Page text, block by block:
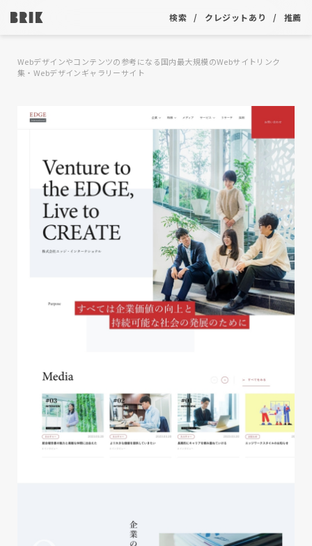
検索 クレジットあり 推薦
Webデザインやコンテンツの参考になる国内最大規模のWebサイトリンク
集・Webデザインギャラリーサイト